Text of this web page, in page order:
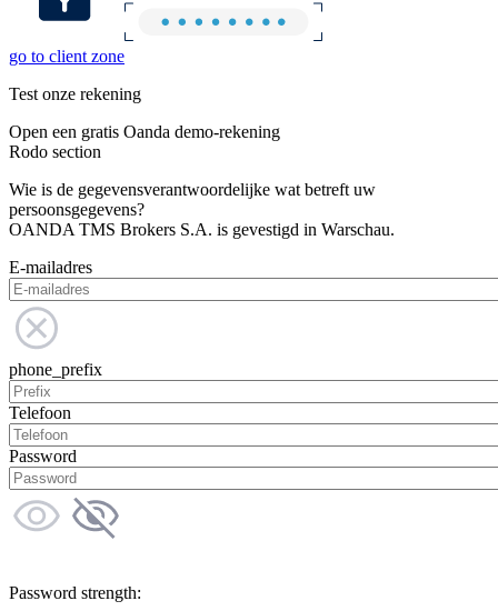
go to client zone
Test onze rekening
Open een gratis Oanda demo-rekening
Rodo section
Wie is de gegevensverantwoordelijke wat betreft uw
persoonsgegevens?
OANDA TMS Brokers S.A. is gevestigd in Warschau.
E-mailadres
phone_prefix
Telefoon
Password
Password strength: